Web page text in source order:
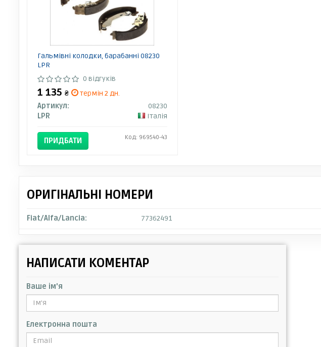
Гальмівні колодки, барабанні 08230
LPR
0 відгуків
1 135 ₴
термін 2 дн.
Артикул:
08230
LPR
Італія
ПРИДБАТИ Код: 969540-43
ОРИГІНАЛЬНІ НОМЕРИ
Fiat/Alfa/Lancia: 77362491
НАПИСАТИ КОМЕНТАР
Ваше ім'я
Електронна пошта